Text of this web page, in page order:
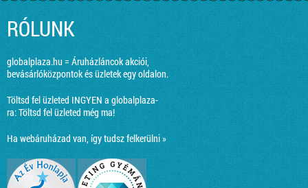
RÓLUNK
globalplaza.hu = Áruházláncok akciói,
bevásárlóközpontok és üzletek egy oldalon.
Töltsd fel üzleted INGYEN a globalplaza-
ra:Töltsd fel üzleted még ma!
Ha webáruházad van, így tudsz felkerülni »